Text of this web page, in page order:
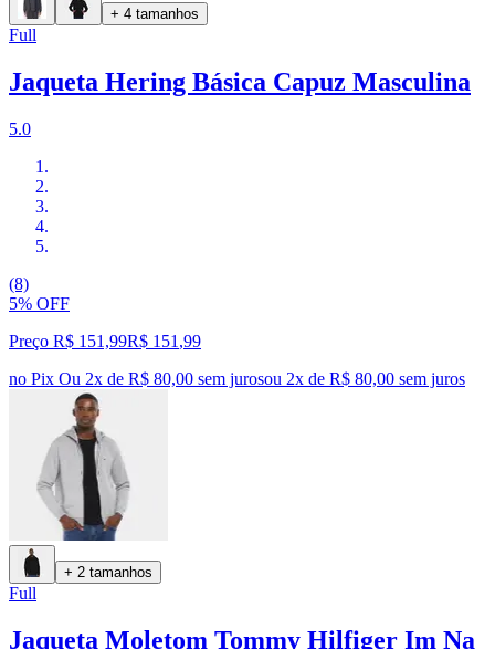
+ 4 tamanhos
Full
Jaqueta Hering Básica Capuz Masculina
5.0
(8)
5% OFF
Preço R$ 151,99R$ 151 ,99
no Pix Ou 2x de R$ 80,00 sem jurosou 2x de R$ 80,00 sem juros
+ 2 tamanhos
Full
Jaqueta Moletom Tommy Hilfiger Im Na